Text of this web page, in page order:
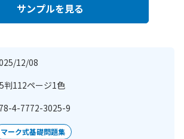
サンプルを見る
12/08
判112ページ1色
4-7772-3025-9
マーク式基礎問題集